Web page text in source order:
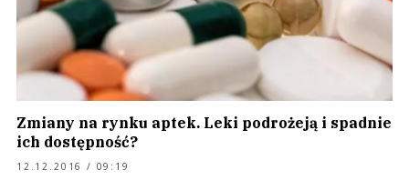
Zmiany na rynku aptek. Leki podrożeją i spadnie
ich dostępność?
12.12.2016 / 09:19